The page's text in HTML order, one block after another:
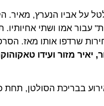
על אביו הנערץ, מאיר.
אמו ושתי אחיותיו.
שרדפו אותו מאז. הסרט
מזור ועידו טאקוהוקרן
כמיטב המסורת, באירוע בבריכת